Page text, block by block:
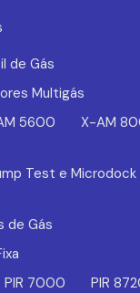
de Gás
Multigás
5600 X-AM
Test e Microdock
de Gás
PIR 7000 PIR